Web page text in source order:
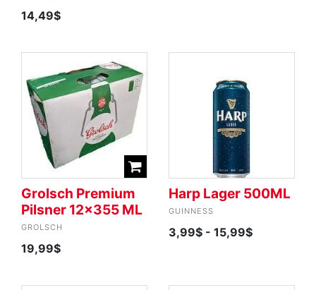
14,49$
Grolsch Premium
Pilsner 12x355 ML
GROLSCH
19,99$
Harp Lager 500ML
GUINNESS
3,99$ - 15,99$